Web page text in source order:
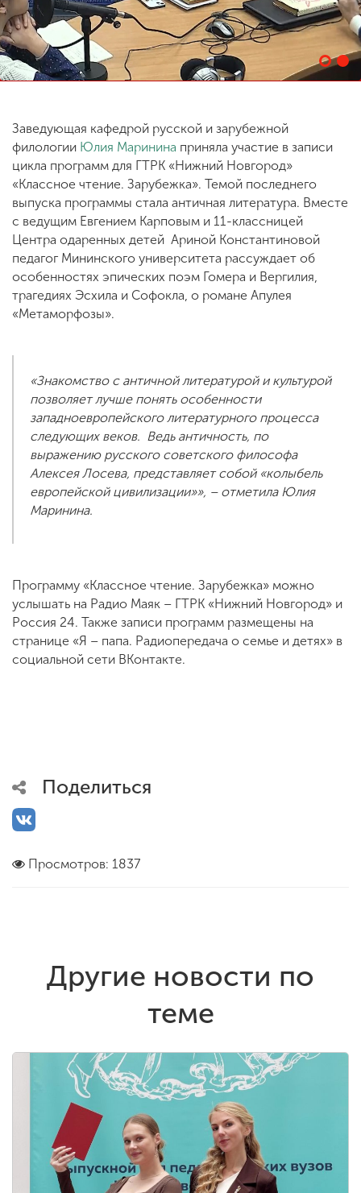
ENG SPN CHI
Приемная
комиссия
+7 (831) 262-26-20
Заведующая кафедрой русской и зарубежной
филологии Юлия Маринина приняла участие в записи
цикла программ для ГТРК «Нижний Новгород»
«Классное чтение. Зарубежка». Темой последнего
выпуска программы стала античная литература. Вместе
с ведущим Евгением Карповым и 11-классницей
Центра одаренных детей Ариной Константиновой
педагог Мининского университета рассуждает об
особенностях эпических поэм Гомера и Вергилия,
трагедиях Эсхила и Софокла, о романе Апулея
«Метаморфозы».
«Знакомство с античной литературой и культурой
позволяет лучше понять особенности
западноевропейского литературного процесса
следующих веков. Ведь античность, по
выражению русского советского философа
Алексея Лосева, представляет собой «колыбель
европейской цивилизации»», – отметила Юлия
Маринина.
Программу «Классное чтение. Зарубежка» можно
услышать на Радио Маяк – ГТРК «Нижний Новгород» и
Россия 24. Также записи программ размещены на
странице «Я – папа. Радиопередача о семье и детях» в
социальной сети ВКонтакте.
Поделиться
Просмотров: 1837
Другие новости по
теме